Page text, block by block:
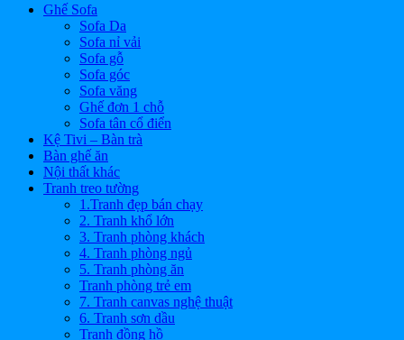
Ghế Sofa
Sofa Da
Sofa nỉ vải
Sofa gỗ
Sofa góc
Sofa văng
Ghế đơn 1 chỗ
Sofa tân cổ điển
Kệ Tivi – Bàn trà
Bàn ghế ăn
Nội thất khác
Tranh treo tường
1.Tranh đẹp bán chạy
2. Tranh khổ lớn
3. Tranh phòng khách
4. Tranh phòng ngủ
5. Tranh phòng ăn
Tranh phòng trẻ em
7. Tranh canvas nghệ thuật
6. Tranh sơn dầu
Tranh đồng hồ